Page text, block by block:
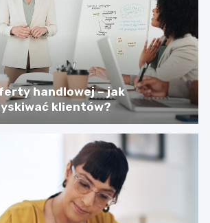
handlowej – jak
klientów?